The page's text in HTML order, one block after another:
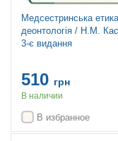
Медсестринська етика
деонтологія / Н.М.
3-є видання
510 грн
В наличии
В избранное